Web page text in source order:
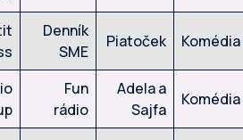
Denník
SME
Piatoček Komédia
Fun
rádio
Adela a
Sajfa
Komédia